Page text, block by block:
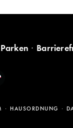
HAUSORDNUNG